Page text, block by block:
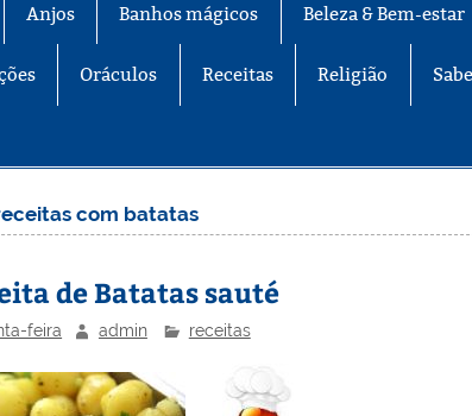
Anjos Banhos mágicos Beleza & Bem-estar
Oráculos Receitas Religião
com batatas
de Batatas sauté
feira admin receitas